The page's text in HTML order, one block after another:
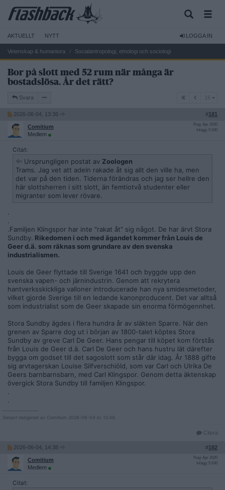
AKTUELLT NYTT LOGGA IN
Vetenskap & humaniora Socialantropologi, etnologi och sociologi
Bor på slott med 52 rum när många är
bostadslösa. År det rätt?
Svara
2026-06-04, 13:36 #181
Comitium
Medlem
Reg: Apr 2020
Inlägg: 5 630
Citat:
Ursprungligen postat av Zoologen
Trams. Jag vet att adeln rakade åt sig allt den ville ha, men
det var på den tiden. Tiderna förändras och jag ser hellre den
här slottsherren i sitt slott, än femtiotvå studenter eller
migranter som lever rövare.
.
.
.Familjen Klingspor har inte "rakat åt" sig något. De har ärvt Stora
Sundby. Rikedomen i och med ägandet kommer från Louis de
Geer d.ä. som räknas som grundare av den svenska
industrialismen.
Louis de Geer flyttade till Sverige 1641 och byggde upp den
svenska vapen- och järnindustrin. Genom att rekrytera
hantverksskickliga valloner introducerade han nya smidesmetoder,
vilket gjorde Sverige till en ledande kanonproducent. Det var alltså
som industrialist som de Geer skapade sin enorma förmögennhet.
Stora Sundby ägdes i flera hundra år av släkten Sparre. När den
grenen av Sparre dog ut i början av 1800-talet köptes Stora
Sundby av greve Carl De Geer. Hans pengar till köpet kom förstås
från Louis de Geer d.ä. Carl De Geer och hans hustru lät därefter
bygga om godset till det sagoslott som står där idag. År 1888 gifte
sig arvtagerskan Louise Silfverschiöld, som var Carl och Ulrika De
Geers barnbarnsbarn, med Carl Klingspor. Genom detta äktenskap
övergick Stora Sundby till familjen Klingspor.
.
.
Senast redigerad av Comitium 2026-06-04 kl. 13:48.
Citera
2026-06-04, 14:38 #182
Comitium
Medlem
Reg: Apr 2020
Inlägg: 5 630
Citat: